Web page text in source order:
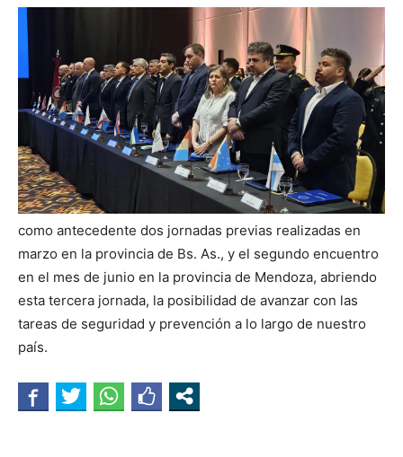
como antecedente dos jornadas previas realizadas en
marzo en la provincia de Bs. As., y el segundo encuentro
en el mes de junio en la provincia de Mendoza, abriendo
esta tercera jornada, la posibilidad de avanzar con las
tareas de seguridad y prevención a lo largo de nuestro
país.